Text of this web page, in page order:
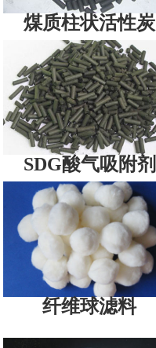
煤质柱状活性炭
SDG酸气吸附剂
纤维球滤料